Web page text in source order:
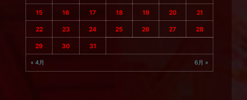
15 16 17 18 19 20 21
22 23 24 25 26 27 28
29 30 31
« 4月 6月 »